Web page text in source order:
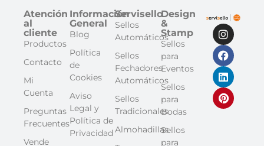
Atención
al
cliente
Productos
Contacto
Mi
Cuenta
Preguntas
Frecuentes
Vende
Información
General
Blog
Política
de
Cookies
Aviso
Legal y
Política de
Privacidad
Servisello
Sellos
Automáticos
Sellos
Fechadores
Automáticos
Sellos
Tradicionales
Almohadillas
Design
&
Stamp
Sellos
para
Eventos
Sellos
para
Bodas
Sellos
para